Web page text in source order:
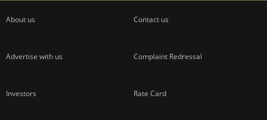
About us Contact us
Advertise with us Complaint Redressal
Investors Rate Card